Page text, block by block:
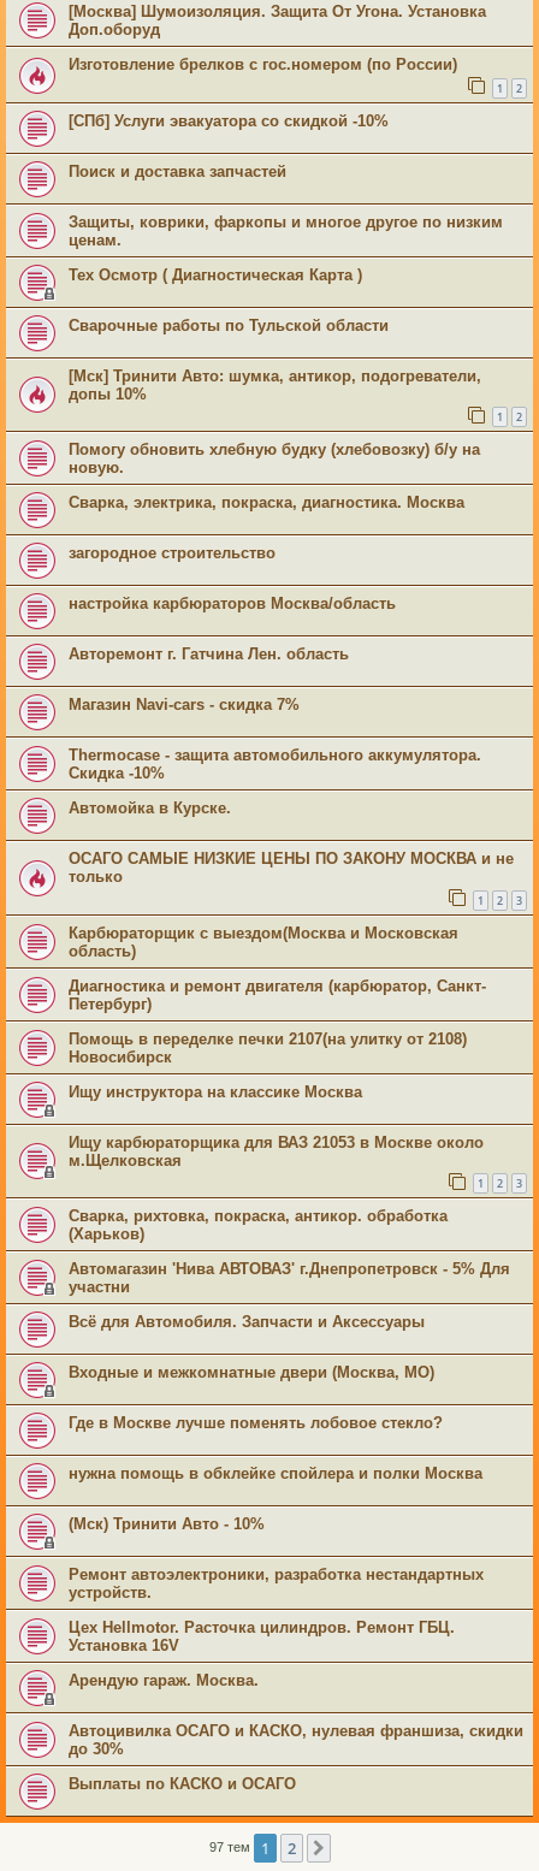
[Москва] Шумоизоляция. Защита От Угона. Установка
Доп.оборуд
Изготовление брелков с гос.номером (по России)
1 2
[СПб] Услуги эвакуатора со скидкой -10%
Поиск и доставка запчастей
Защиты, коврики, фаркопы и многое другое по низким
ценам.
Тех Осмотр ( Диагностическая Карта )
Сварочные работы по Тульской области
[Мск] Тринити Авто: шумка, антикор, подогреватели,
допы 10%
1 2
Помогу обновить хлебную будку (хлебовозку) б/у на
новую.
Сварка, электрика, покраска, диагностика. Москва
загородное строительство
настройка карбюраторов Москва/область
Авторемонт г. Гатчина Лен. область
Магазин Navi-cars - скидка 7%
Thermocase - защита автомобильного аккумулятора.
Скидка -10%
Автомойка в Курске.
ОСАГО САМЫЕ НИЗКИЕ ЦЕНЫ ПО ЗАКОНУ МОСКВА и не
только
1 2 3
Карбюраторщик с выездом(Москва и Московская
область)
Диагностика и ремонт двигателя (карбюратор, Санкт-
Петербург)
Помощь в переделке печки 2107(на улитку от 2108)
Новосибирск
Ищу инструктора на классике Москва
Ищу карбюраторщика для ВАЗ 21053 в Москве около
м.Щелковская
1 2 3
Сварка, рихтовка, покраска, антикор. обработка
(Харьков)
Автомагазин 'Нива АВТОВАЗ' г.Днепропетровск - 5% Для
участни
Всё для Автомобиля. Запчасти и Аксессуары
Входные и межкомнатные двери (Москва, МО)
Где в Москве лучше поменять лобовое стекло?
нужна помощь в обклейке спойлера и полки Москва
(Мск) Тринити Авто - 10%
Ремонт автоэлектроники, разработка нестандартных
устройств.
Цех Hellmotor. Расточка цилиндров. Ремонт ГБЦ.
Установка 16V
Арендую гараж. Москва.
Автоцивилка ОСАГО и КАСКО, нулевая франшиза, скидки
до 30%
Выплаты по КАСКО и ОСАГО
97 тем 1 2